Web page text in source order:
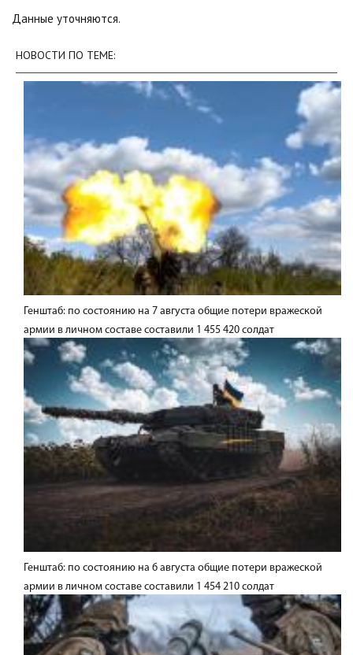
Данные уточняются.
НОВОСТИ ПО ТЕМЕ:
Генштаб: по состоянию на 7 августа общие потери вражеской
армии в личном составе составили 1 455 420 солдат
Генштаб: по состоянию на 6 августа общие потери вражеской
армии в личном составе составили 1 454 210 солдат